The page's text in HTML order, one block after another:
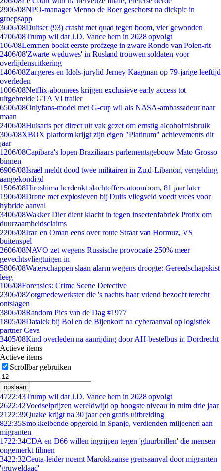
2906/08NPO-manager Menno de Boer geschorst na dickpic in
groepsapp
3606/08Duitser (93) crasht met quad tegen boom, vier gewonden
4706/08Trump wil dat J.D. Vance hem in 2028 opvolgt
106/08Lemmen boekt eerste profzege in zware Ronde van Polen-rit
2406/08'Zwarte weduwes' in Rusland trouwen soldaten voor
overlijdensuitkering
1406/08Zangeres en Idols-jurylid Jerney Kaagman op 79-jarige leeftijd
overleden
1006/08Netflix-abonnees krijgen exclusieve early access tot
uitgebreide GTA VI trailer
6506/08Onlyfans-model met G-cup wil als NASA-ambassadeur naar
maan
2406/08Huisarts per direct uit vak gezet om ernstig alcoholmisbruik
306/08XBOX platform krijgt zijn eigen "Platinum" achievements dit
jaar
1206/08Capibara's lopen Braziliaans parlementsgebouw Mato Grosso
binnen
6906/08Israël meldt dood twee militairen in Zuid-Libanon, vergelding
aangekondigd
1506/08Hiroshima herdenkt slachtoffers atoombom, 81 jaar later
1906/08Drone met explosieven bij Duits vliegveld voedt vrees voor
hybride aanval
3406/08Wakker Dier dient klacht in tegen insectenfabriek Protix om
duurzaamheidsclaims
2206/08Iran en Oman eens over route Straat van Hormuz, VS
buitenspel
2606/08NAVO zet wegens Russische provocatie 250% meer
gevechtsvliegtuigen in
5806/08Waterschappen slaan alarm wegens droogte: Gereedschapskist
leeg
106/08Forensics: Crime Scene Detective
2306/08Zorgmedewerkster die 's nachts haar vriend bezocht terecht
ontslagen
3806/08Random Pics van de Dag #1977
1805/08Datalek bij Bol en de Bijenkorf na cyberaanval op logistiek
partner Ceva
3405/08Kind overleden na aanrijding door AH-bestelbus in Dordrecht
Actieve items
Actieve items
Scrollbar gebruiken
opslaan
4722:43Trump wil dat J.D. Vance hem in 2028 opvolgt
2622:42Voedselprijzen wereldwijd op hoogste niveau in ruim drie jaar
21 22:39Quake krijgt na 30 jaar een gratis uitbreiding
822:35Smokkelbende opgerold in Spanje, verdienden miljoenen aan
migranten
1722:34CDA en D66 willen ingrijpen tegen 'gluurbrillen' die mensen
ongemerkt filmen
3422:32Ceuta-leider noemt Marokkaanse grensaanval door migranten
'gruweldaad'